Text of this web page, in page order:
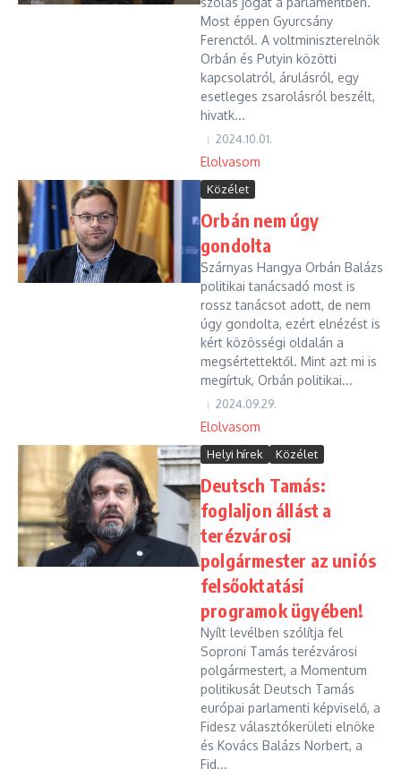
Most éppen Gyurcsány
Ferenctől. A voltminiszterelnök
Orbán és Putyin közötti
kapcsolatról, árulásról, egy
esetleges zsarolásról beszélt,
hivatk...
2024.10.01.
Elolvasom
Közélet
Orbán nem úgy
gondolta
Szárnyas Hangya Orbán Balázs
politikai tanácsadó most is
rossz tanácsot adott, de nem
úgy gondolta, ezért elnézést is
kért közösségi oldalán a
megsértettektől. Mint azt mi is
megírtuk, Orbán politikai...
2024.09.29.
Elolvasom
Helyi hírek Közélet
Deutsch Tamás:
foglaljon állást a
terézvárosi
polgármester az uniós
felsőoktatási
programok ügyében!
Nyílt levélben szólítja fel
Soproni Tamás terézvárosi
polgármestert, a Momentum
politikusát Deutsch Tamás
európai parlamenti képviselő, a
Fidesz választókerületi elnöke
és Kovács Balázs Norbert, a
Fid...